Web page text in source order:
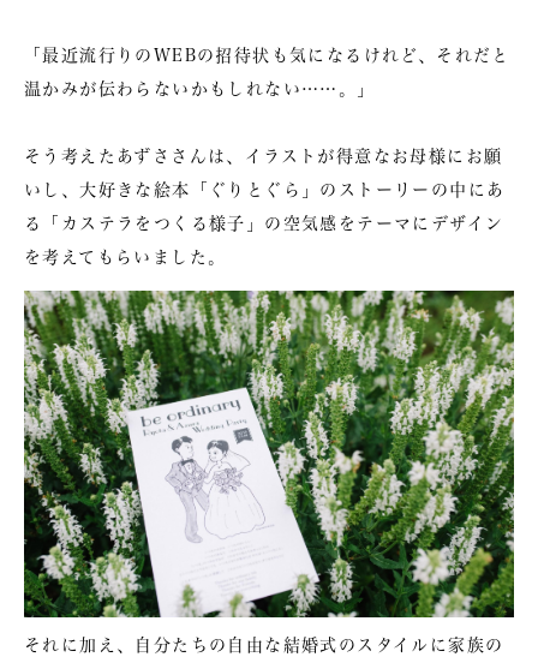
「最近流行りのWEBの招待状も気になるけれど、それだと
温かみが伝わらないかもしれない……。」
そう考えたあずささんは、イラストが得意なお母様にお願
いし、大好きな絵本「ぐりとぐら」のストーリーの中にあ
る「カステラをつくる様子」の空気感をテーマにデザイン
を考えてもらいました。
それに加え、自分たちの自由な結婚式のスタイルに家族の